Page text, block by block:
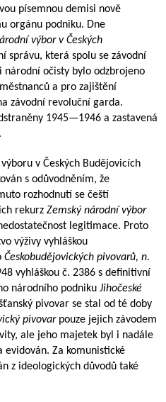
písemnou demisi nově
orgánu podniku. Dne
výbor v Českých
správu, která spolu se závodní
očisty bylo odzbrojeno
a pro zajištění
závodní revoluční garda.
1945—1946 a zastavená
v Českých Budějovicích
s odůvodněním, že
rozhodnutí se čeští
rekurz Zemský národní výbor
legitimace. Proto
výživy vyhláškou
Českobudějovických pivovarů, n.
vyhláškou č. 2386 s definitivní
národního podniku Jihočeské
pivovar se stal od té doby
pivovar pouze jejich závodem
ale jeho majetek byl i nadále
evidován. Za komunistické
z ideologických důvodů také